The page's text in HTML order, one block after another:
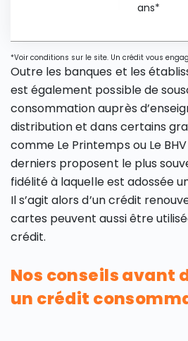
ans*
*Voir conditions sur le site. Un crédit vous
Outre les banques et les
est également possible de
consommation auprès
distribution et dans certains
comme Le Printemps ou Le
derniers proposent le plus
fidélité à laquelle est adossée
Il s’agit alors d’un crédit
cartes peuvent aussi être
crédit.
Nos conseils avant
un crédit